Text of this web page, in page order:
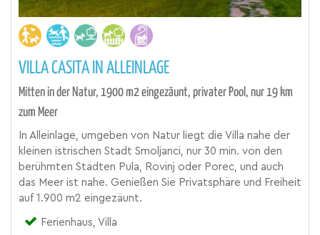
VILLA CASITA IN ALLEINLAGE
Mitten in der Natur, 1900 m2 eingezäunt, privater Pool, nur 19 km
zum Meer
In Alleinlage, umgeben von Natur liegt die Villa nahe der
kleinen istrischen Stadt Smoljanci, nur 30 min. von den
berühmten Städten Pula, Rovinj oder Porec, und auch
das Meer ist nahe. Genießen Sie Privatsphäre und Freiheit
auf 1.900 m2 eingezäunt.
Ferienhaus, Villa